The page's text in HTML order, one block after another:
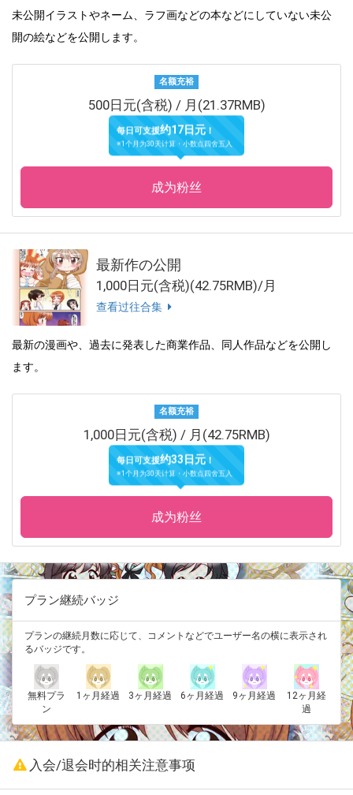
未公開イラストやネーム、ラフ画などの本などにしていない未公
開の絵などを公開します。
名额充裕
500日元(含税) / 月(21.37RMB)
每日可支援约17日元！
※1个月为30天计算・小数点四舍五入
成为粉丝
最新作の公開
1,000日元(含税)(42.75RMB)/月
查看过往合集
最新の漫画や、過去に発表した商業作品、同人作品などを公開し
ます。
名额充裕
1,000日元(含税) / 月(42.75RMB)
每日可支援约33日元！
※1个月为30天计算・小数点四舍五入
成为粉丝
プラン継続バッジ
プランの継続月数に応じて、コメントなどでユーザー名の横に表示され
るバッジです。
無料プラ
ン
1ヶ月経過 3ヶ月経過 6ヶ月経過 9ヶ月経過
12ヶ月経
過
入会/退会时的相关注意事项